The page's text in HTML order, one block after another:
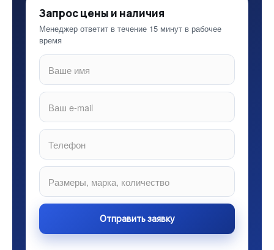
Запрос цены и наличия
Менеджер ответит в течение 15 минут в рабочее
время